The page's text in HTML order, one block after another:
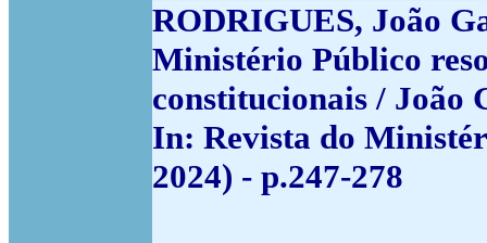
RODRIGUES, João
Ministério Público
constitucionais / João
In: Revista do
2024) - p.247-278